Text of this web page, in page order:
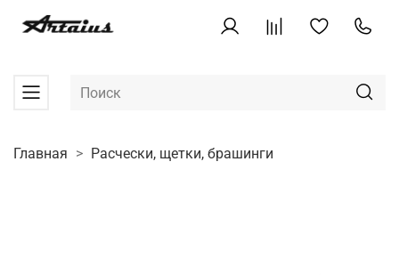
Главная Расчески, щетки, брашинги